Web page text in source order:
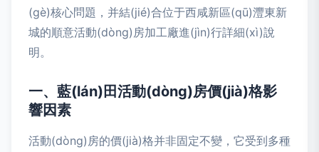
(gè)核心問題，并結(jié)合位于西咸新區(qū)灃東新
城的順意活動(dòng)房加工廠進(jìn)行詳細(xì)說
明。
一、藍(lán)田活動(dòng)房價(jià)格影
響因素
活動(dòng)房的價(jià)格并非固定不變，它受到多種